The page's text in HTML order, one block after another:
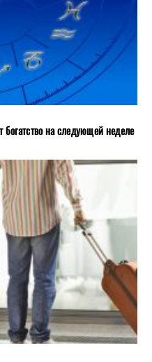
на следующей неделе